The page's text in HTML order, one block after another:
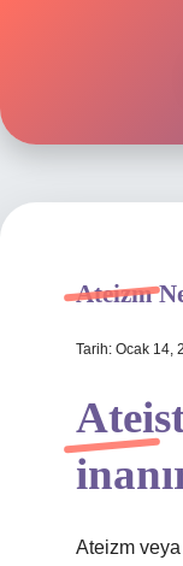
Hakkımızda
Ateizm
Tarih: Ocak 14,
Ateizm veya